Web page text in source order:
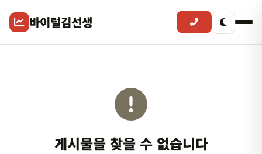
바이럴김선생
게시물을 찾을 수 없습니다